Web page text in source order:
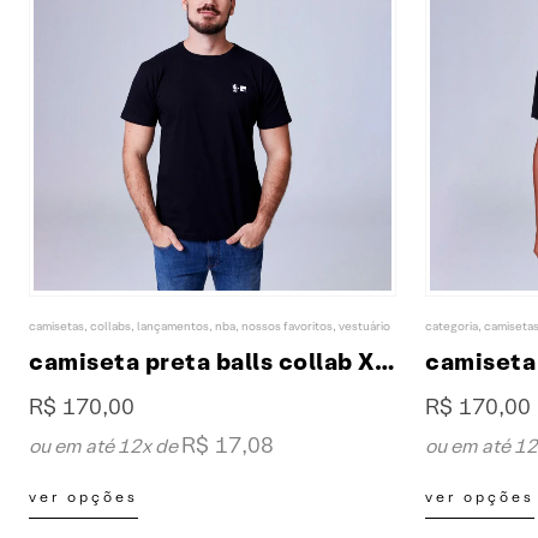
camisetas, collabs, lançamentos, nba, nossos favoritos, vestuário
camiseta preta balls collab XP & NBA
R$ 170,00
ou em até 12x deR$ 17,08
ver opções
produto
categoria, camisetas
R$ 170,00
ou em até
ver opções
produto